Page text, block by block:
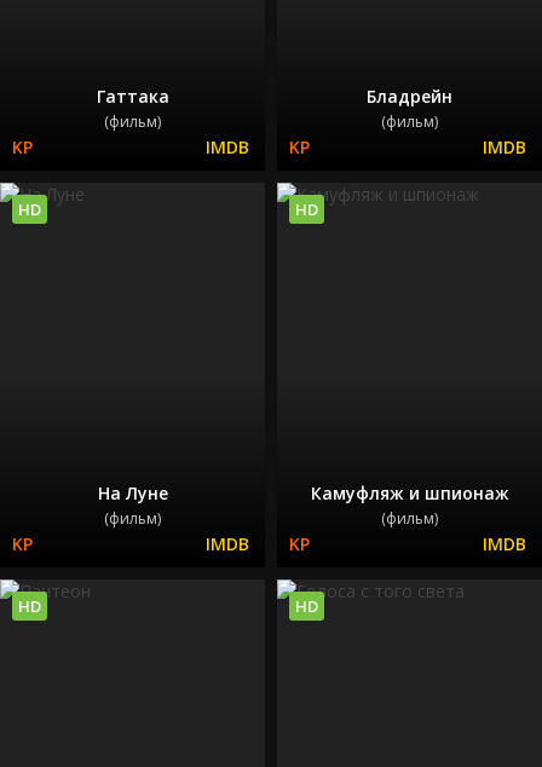
Гаттака
(фильм)
Бладрейн
(фильм)
На Луне
(фильм)
HD
Камуфляж и шпионаж
(фильм)
HD
HD HD